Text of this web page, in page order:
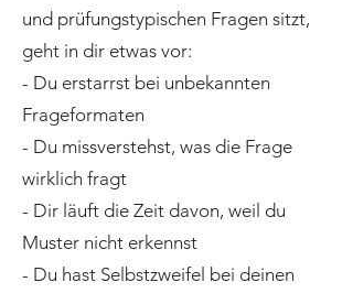
und prüfungstypischen Fragen sitzt,
geht in dir etwas vor:
- Du erstarrst bei unbekannten
Frageformaten
- Du missverstehst, was die Frage
wirklich fragt
- Dir läuft die Zeit davon, weil du
Muster nicht erkennst
- Du hast Selbstzweifel bei deinen